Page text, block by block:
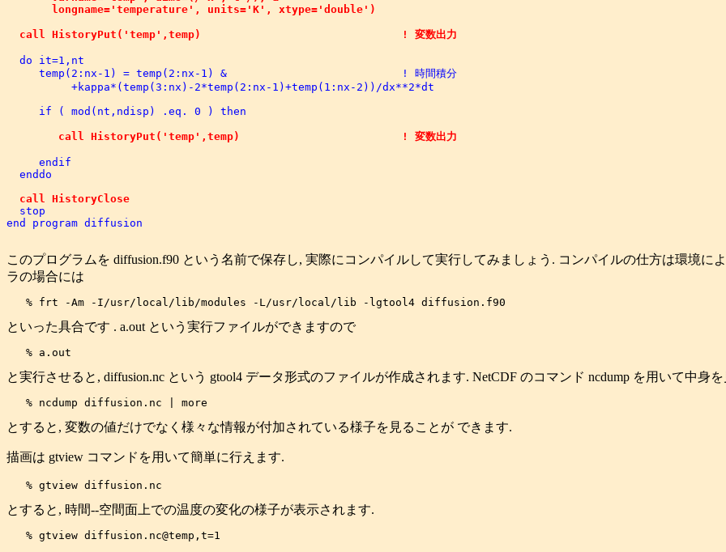
       longname='temperature', units='K', xtype='double')
  call HistoryPut('temp',temp)                               ! 変数出力
do it=1,nt
     temp(2:nx-1) = temp(2:nx-1) &                           ! 時間積分
          +kappa*(temp(3:nx)-2*temp(2:nx-1)+temp(1:nx-2))/dx**2*dt
     if ( mod(nt,ndisp) .eq. 0 ) then
endif
  enddo
call HistoryClose
  stop
このプログラムを diffusion.f90 という名前で保存し, 実際にコンパイルして実行してみましょう. コンパイルの仕方は環境に
ラの場合には
といった具合です . a.out という実行ファイルができますので
と実行させると, diffusion.nc という gtool4 データ形式のファイルが作成されます. NetCDF のコマンド ncdump を用いて中身
とすると, 変数の値だけでなく様々な情報が付加されている様子を見ることが できます.
描画は gtview コマンドを用いて簡単に行えます.
とすると, 時間--空間面上での温度の変化の様子が表示されます.